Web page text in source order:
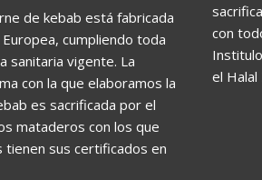
de kebab está fabricada
cumpliendo toda
sanitaria vigente. La
con la que elaboramos la
es sacrificada por el
mataderos con los que
tienen sus certificados en
con
el